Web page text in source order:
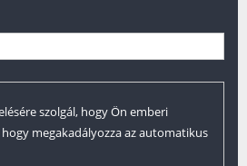
szolgál, hogy Ön emberi
megakadályozza az automatikus